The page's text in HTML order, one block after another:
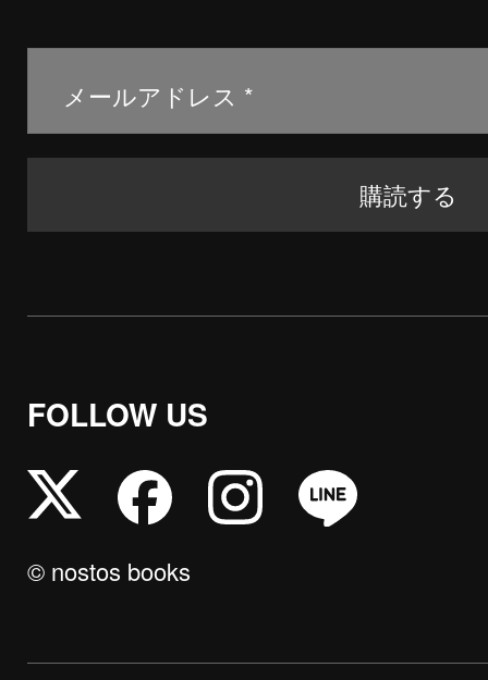
FOLLOW US
© nostos books